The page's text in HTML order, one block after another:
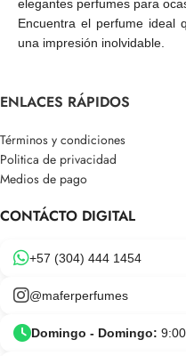
elegantes perfumes para
Encuentra el perfume ideal
una impresión inolvidable.
ENLACES RÁPIDOS
Términos y condiciones
Politica de privacidad
Medios de pago
CONTÁCTO DIGITAL
+57 (304) 444 1454
@maferperfumes
Domingo - Domingo: